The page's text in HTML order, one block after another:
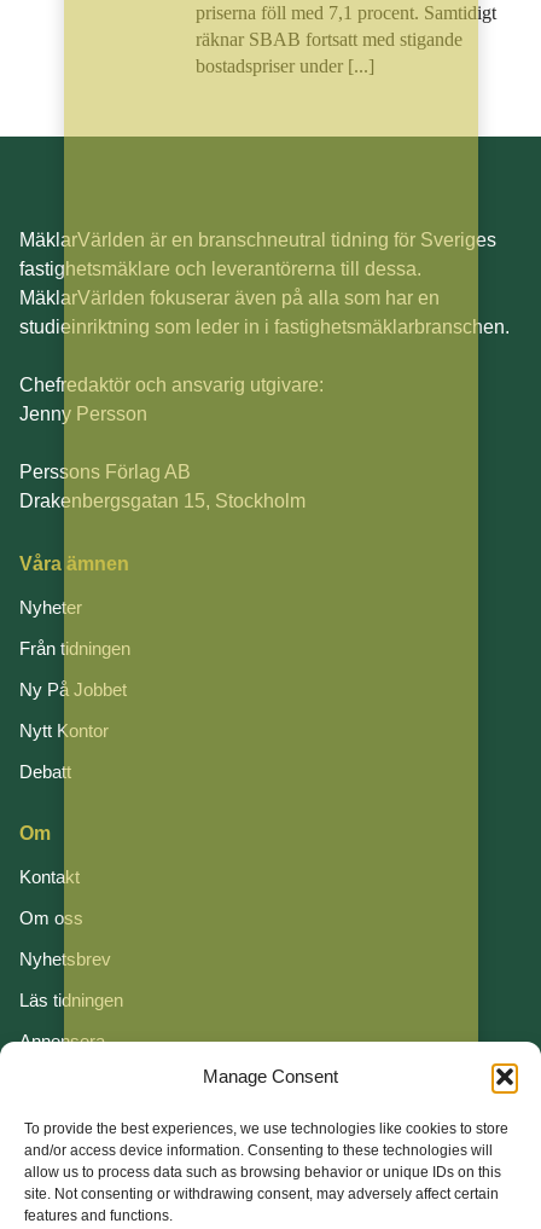
Manage Consent
To provide the best experiences, we use technologies like cookies to store
and/or access device information. Consenting to these technologies will
allow us to process data such as browsing behavior or unique IDs on this
site. Not consenting or withdrawing consent, may adversely affect certain
features and functions.
priserna föll med 7,1 procent. Samtidigt
räknar SBAB fortsatt med stigande
bostadspriser under [...]
MäklarVärlden är en branschneutral tidning för Sveriges
fastighetsmäklare och leverantörerna till dessa.
MäklarVärlden fokuserar även på alla som har en
studieinriktning som leder in i fastighetsmäklarbranschen.
Chefredaktör och ansvarig utgivare:
Jenny Persson
Perssons Förlag AB
Drakenbergsgatan 15, Stockholm
Våra ämnen
Nyheter
Från tidningen
Ny På Jobbet
Nytt Kontor
Debatt
Om
Kontakt
Om oss
Nyhetsbrev
Läs tidningen
Annonsera
Vår integritetspolicy
Följ oss